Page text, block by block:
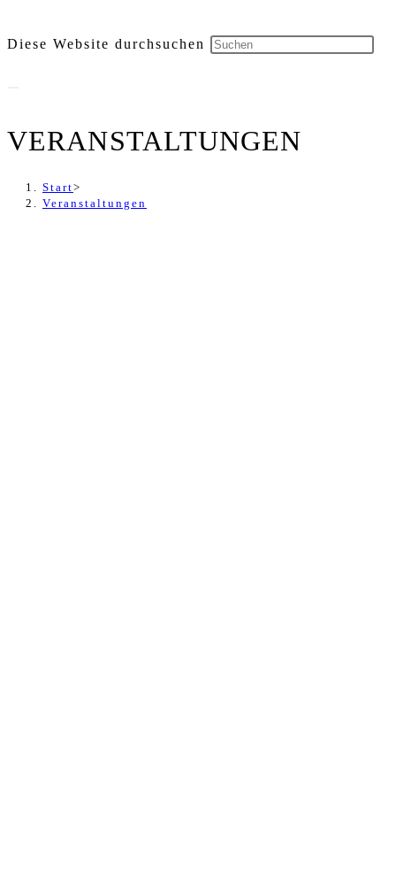
Diese Website durchsuchen
VERANSTALTUNGEN
Start>
Veranstaltungen